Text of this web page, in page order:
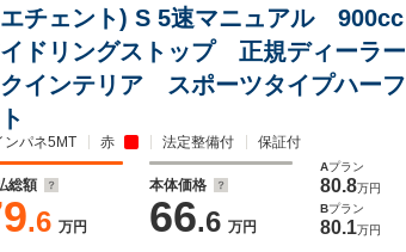
チェント) S 5速マニュアル 900cc
ドリングストップ 正規ディーラー
インテリア スポーツタイプハーフ
ンパネ5MT 赤 法定整備付 保証付
総額
.6 万円
本体価格
66.6 万円
Aプラン
80.8万円
Bプラン
80.1万円